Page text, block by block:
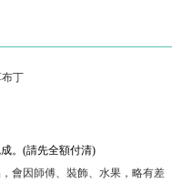
丁
。(請先全額付清)
會因師傅、裝飾、水果，略有差